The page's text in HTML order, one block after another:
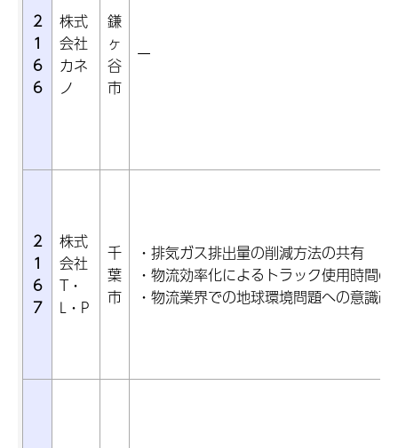
2
1
6
6
株式
会社
カネ
ノ
鎌
ヶ
谷
市
ー
2
1
6
7
株式
会社
T・
L・P
千
葉
市
・排気ガス排出量の削減方法の共有
・物流効率化によるトラック使用時間の
・物流業界での地球環境問題への意識改